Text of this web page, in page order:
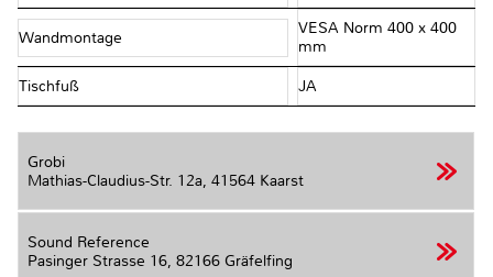
Wandmontage
VESA Norm 400 x 400
mm
Tischfuß JA
Grobi
Mathias-Claudius-Str. 12a, 41564 Kaarst
Sound Reference
Pasinger Strasse 16, 82166 Gräfelfing